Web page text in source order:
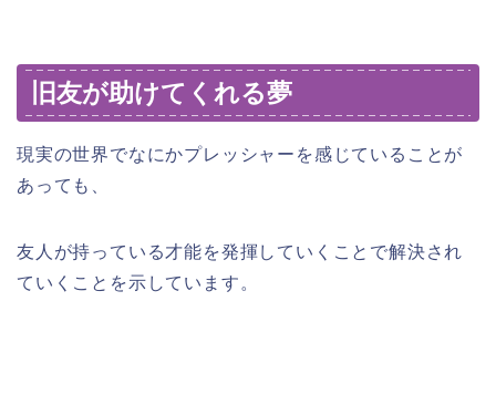
旧友が助けてくれる夢
現実の世界でなにかプレッシャーを感じていることが
あっても、
友人が持っている才能を発揮していくことで解決され
ていくことを示しています。